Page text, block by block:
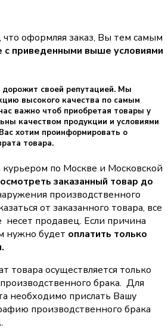
оформляя заказ, Вы тем самым
с приведенными выше условиями
своей репутацией. Мы
высокого качества по самым
важно чтоб приобретая товары у
качеством продукции и условиями
хотим проинформировать о
товара.
курьером по Москве и Московской
осмотреть заказанный товар до
производственного
от заказанного товара, все
несет продавец. Если причина
нужно будет оплатить только
товара осуществляется только
брака. Для
необходимо прислать Вашу
производственного брака